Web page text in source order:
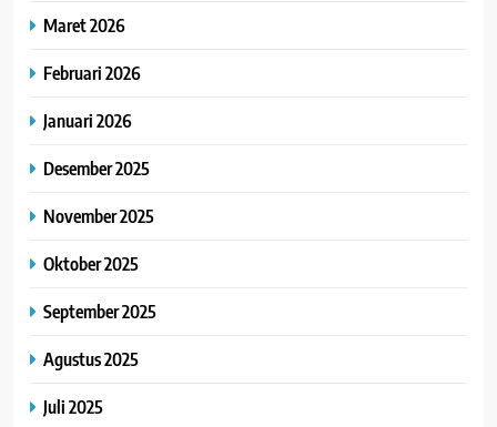
Maret 2026
Februari 2026
Januari 2026
Desember 2025
November 2025
Oktober 2025
September 2025
Agustus 2025
Juli 2025